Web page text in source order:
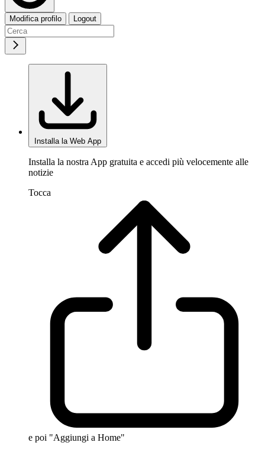
Modifica profilo Logout
Installa la Web App
Installa la nostra App gratuita e accedi più velocemente alle
notizie
Tocca
e poi "Aggiungi a Home"